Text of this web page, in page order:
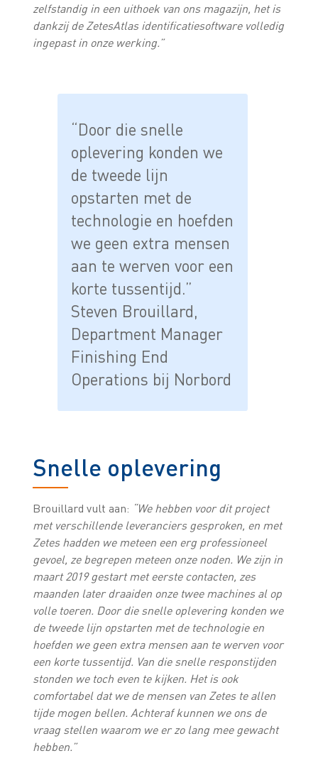
zelfstandig in een uithoek van ons magazijn, het is
dankzij de ZetesAtlas identificatiesoftware volledig
ingepast in onze werking.”
“Door die snelle
oplevering konden we
de tweede lijn
opstarten met de
technologie en hoefden
we geen extra mensen
aan te werven voor een
korte tussentijd.”
Steven Brouillard,
Department Manager
Finishing End
Operations bij Norbord
Snelle oplevering
Brouillard vult aan: “We hebben voor dit project
met verschillende leveranciers gesproken, en met
Zetes hadden we meteen een erg professioneel
gevoel, ze begrepen meteen onze noden. We zijn in
maart 2019 gestart met eerste contacten, zes
maanden later draaiden onze twee machines al op
volle toeren. Door die snelle oplevering konden we
de tweede lijn opstarten met de technologie en
hoefden we geen extra mensen aan te werven voor
een korte tussentijd. Van die snelle responstijden
stonden we toch even te kijken. Het is ook
comfortabel dat we de mensen van Zetes te allen
tijde mogen bellen. Achteraf kunnen we ons de
vraag stellen waarom we er zo lang mee gewacht
hebben.”